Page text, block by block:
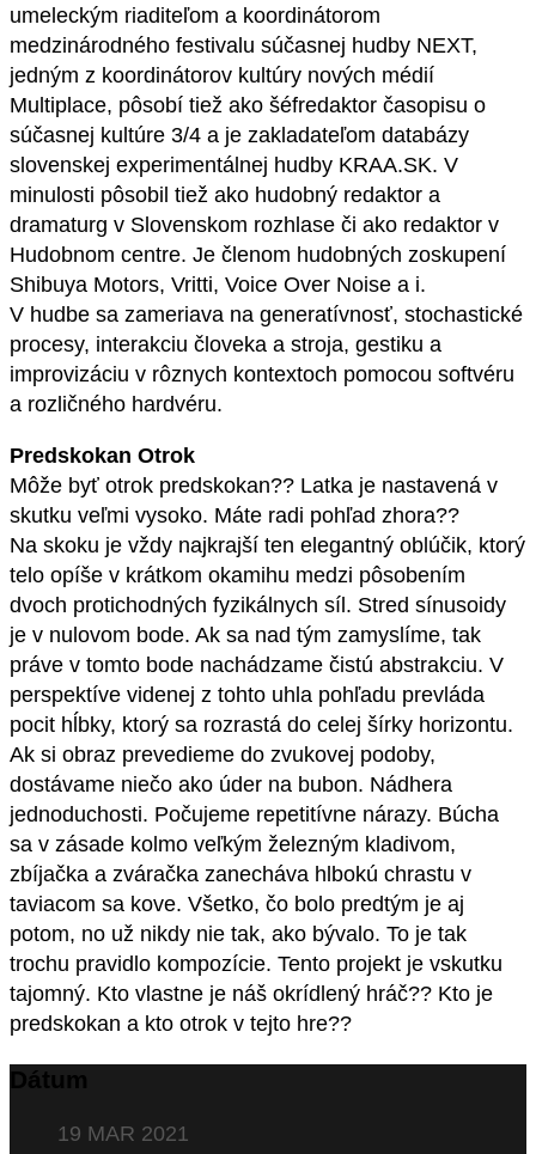
umeleckým riaditeľom a koordinátorom
medzinárodného festivalu súčasnej hudby NEXT,
jedným z koordinátorov kultúry nových médií
Multiplace, pôsobí tiež ako šéfredaktor časopisu o
súčasnej kultúre 3/4 a je zakladateľom databázy
slovenskej experimentálnej hudby KRAA.SK. V
minulosti pôsobil tiež ako hudobný redaktor a
dramaturg v Slovenskom rozhlase či ako redaktor v
Hudobnom centre. Je členom hudobných zoskupení
Shibuya Motors, Vritti, Voice Over Noise a i.
V hudbe sa zameriava na generatívnosť, stochastické
procesy, interakciu človeka a stroja, gestiku a
improvizáciu v rôznych kontextoch pomocou softvéru
a rozličného hardvéru.
Predskokan Otrok
Môže byť otrok predskokan?? Latka je nastavená v
skutku veľmi vysoko. Máte radi pohľad zhora??
Na skoku je vždy najkrajší ten elegantný oblúčik, ktorý
telo opíše v krátkom okamihu medzi pôsobením
dvoch protichodných fyzikálnych síl. Stred sínusoidy
je v nulovom bode. Ak sa nad tým zamyslíme, tak
práve v tomto bode nachádzame čistú abstrakciu. V
perspektíve videnej z tohto uhla pohľadu prevláda
pocit hĺbky, ktorý sa rozrastá do celej šírky horizontu.
Ak si obraz prevedieme do zvukovej podoby,
dostávame niečo ako úder na bubon. Nádhera
jednoduchosti. Počujeme repetitívne nárazy. Búcha
sa v zásade kolmo veľkým železným kladivom,
zbíjačka a zváračka zanecháva hlbokú chrastu v
taviacom sa kove. Všetko, čo bolo predtým je aj
potom, no už nikdy nie tak, ako bývalo. To je tak
trochu pravidlo kompozície. Tento projekt je vskutku
tajomný. Kto vlastne je náš okrídlený hráč?? Kto je
predskokan a kto otrok v tejto hre??
Dátum
19 MAR 2021